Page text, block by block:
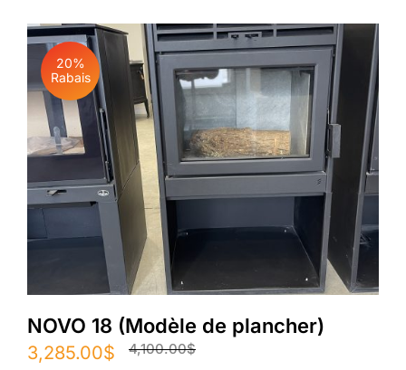
4,625.00$.
3,706.00$.
20%
Rabais
NOVO 18 (Modèle de plancher)
4,100.00$
Le
3,285.00$
Le